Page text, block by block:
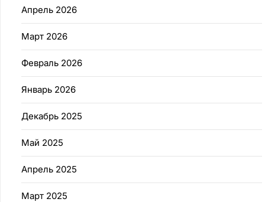
Апрель 2026
Март 2026
Февраль 2026
Январь 2026
Декабрь 2025
Май 2025
Апрель 2025
Март 2025